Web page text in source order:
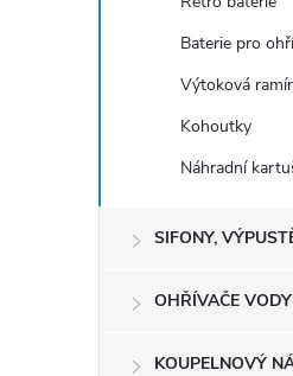
Baterie pro
Výtoková
Kohoutky
Náhradní
SIFONY,
OHŘÍVAČE VODY
KOUPELNOVÝ